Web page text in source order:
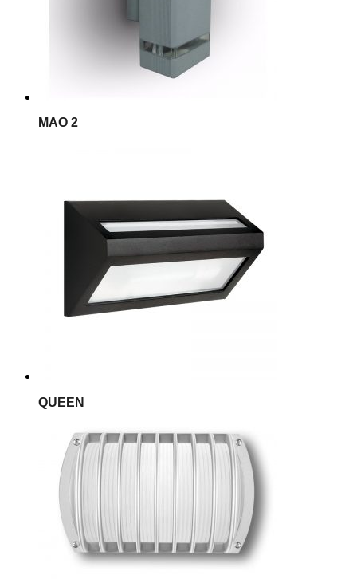
MAO 2
QUEEN